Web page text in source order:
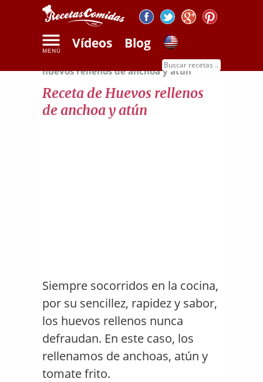
Vídeos Blog
Receta de
huevos rellenos de anchoa y atún
Receta de Huevos rellenos
de anchoa y atún
Siempre socorridos en la cocina,
por su sencillez, rapidez y sabor,
los huevos rellenos nunca
defraudan. En este caso, los
rellenamos de anchoas, atún y
tomate frito.